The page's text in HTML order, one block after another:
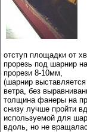
отступ площадки от
прорезь под шарнир
прорези 8-10мм,
(шарнир
ветра, без
толщина фанеры на
снизу лучше пройти
используемой для
вдоль, но не